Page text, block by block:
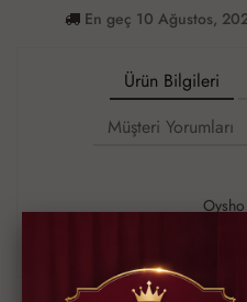
En geç 10 Ağustos,
Ürün Bilgileri
Müşteri Yorumları
Pantolon